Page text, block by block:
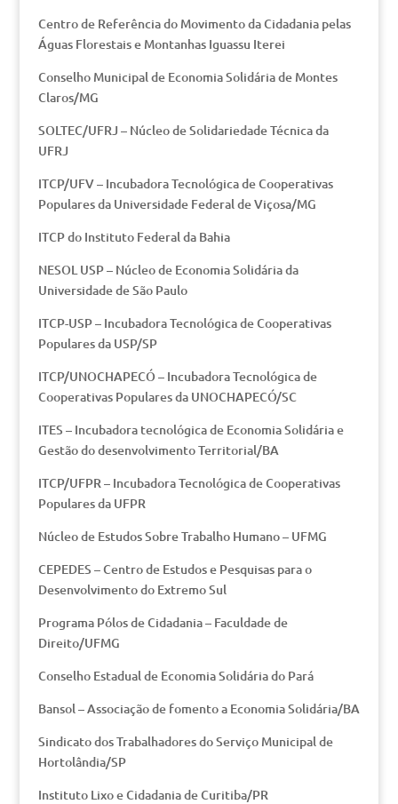
Centro de Referência do Movimento da Cidadania pelas
Águas Florestais e Montanhas Iguassu Iterei
Conselho Municipal de Economia Solidária de Montes
Claros/MG
SOLTEC/UFRJ – Núcleo de Solidariedade Técnica da
UFRJ
ITCP/UFV – Incubadora Tecnológica de Cooperativas
Populares da Universidade Federal de Viçosa/MG
ITCP do Instituto Federal da Bahia
NESOL USP – Núcleo de Economia Solidária da
Universidade de São Paulo
ITCP-USP – Incubadora Tecnológica de Cooperativas
Populares da USP/SP
ITCP/UNOCHAPECÓ – Incubadora Tecnológica de
Cooperativas Populares da UNOCHAPECÓ/SC
ITES – Incubadora tecnológica de Economia Solidária e
Gestão do desenvolvimento Territorial/BA
ITCP/UFPR – Incubadora Tecnológica de Cooperativas
Populares da UFPR
Núcleo de Estudos Sobre Trabalho Humano – UFMG
CEPEDES – Centro de Estudos e Pesquisas para o
Desenvolvimento do Extremo Sul
Programa Pólos de Cidadania – Faculdade de
Direito/UFMG
Conselho Estadual de Economia Solidária do Pará
Bansol – Associação de fomento a Economia Solidária/BA
Sindicato dos Trabalhadores do Serviço Municipal de
Hortolândia/SP
Instituto Lixo e Cidadania de Curitiba/PR